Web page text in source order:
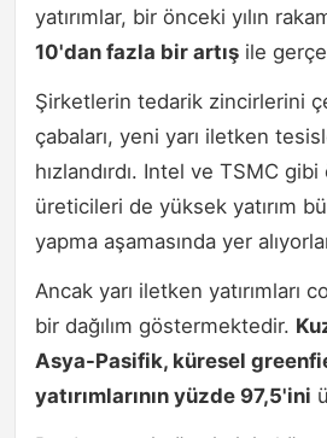
yatırımlar, bir önceki yılın
10'dan fazla bir artış ile
Şirketlerin tedarik zincirlerini
çabaları, yeni yarı iletken
hızlandırdı. Intel ve TSMC
üreticileri de yüksek yatırım
yapma aşamasında yer
Ancak yarı iletken yatırımları
bir dağılım göstermektedir.
Asya-Pasifik, küresel
yatırımlarının yüzde 97,5'ini